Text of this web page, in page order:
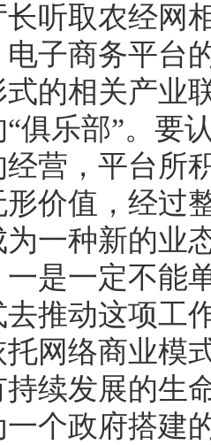
取农经网
子商务平台
的相关产业
俱乐部”。要
营，平台所
价值，经过
一种新的业
是一定不能
推动这项工
网络商业模
续发展的生
个政府搭建